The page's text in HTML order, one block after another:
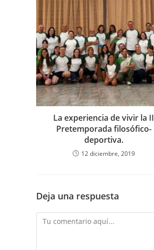
La experiencia de vivir la II
Pretemporada filosófico-
deportiva.
12 diciembre, 2019
Deja una respuesta